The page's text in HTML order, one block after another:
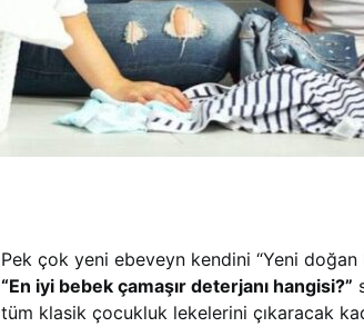
Pek çok yeni ebeveyn kendini “Yeni doğan
“En iyi bebek çamaşır deterjanı hangisi?”
tüm klasik çocukluk lekelerini çıkaracak